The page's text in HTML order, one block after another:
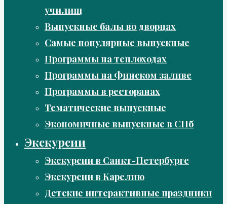
училищ
Выпускные балы во дворцах
Самые популярные выпускные
Программы на теплоходах
Программы на Финском заливе
Программы в ресторанах
Тематические выпускные
Экономичные выпускные в СПб
Экскурсии
Экскурсии в Санкт-Петербурге
Экскурсии в Карелию
Детские интерактивные праздники